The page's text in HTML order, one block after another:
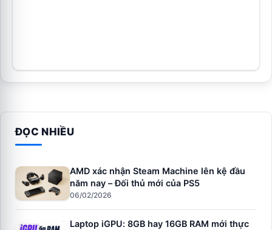
ĐỌC NHIỀU
AMD xác nhận Steam Machine lên kệ đầu
năm nay – Đối thủ mới của PS5
06/02/2026
Laptop iGPU: 8GB hay 16GB RAM mới thực